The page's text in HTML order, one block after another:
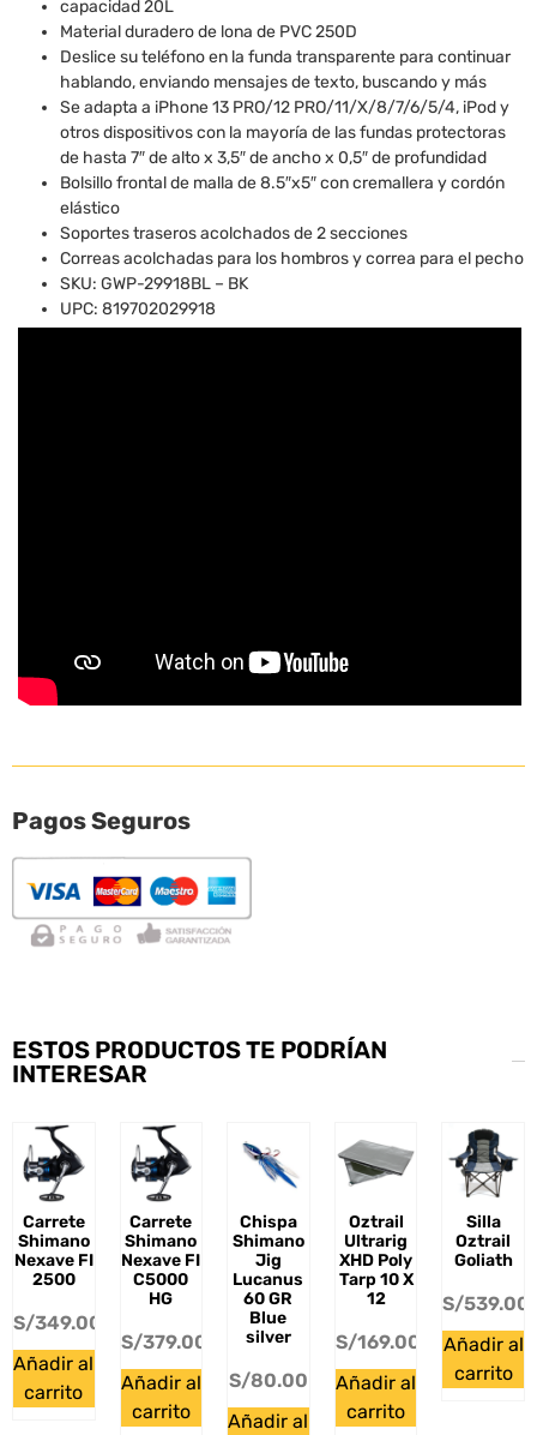
capacidad 20L
Material duradero de lona de PVC 250D
Deslice su teléfono en la funda transparente para continuar
hablando, enviando mensajes de texto, buscando y más
Se adapta a iPhone 13 PRO/12 PRO/11/X/8/7/6/5/4, iPod y
otros dispositivos con la mayoría de las fundas protectoras
de hasta 7″ de alto x 3,5″ de ancho x 0,5″ de profundidad
Bolsillo frontal de malla de 8.5″x5″ con cremallera y cordón
elástico
Soportes traseros acolchados de 2 secciones
Correas acolchadas para los hombros y correa para el pecho
SKU: GWP-29918BL – BK
UPC: 819702029918
Pagos Seguros
ESTOS PRODUCTOS TE PODRÍAN
INTERESAR
Carrete
Shimano
Nexave FI
2500
S/349.00
Añadir al
carrito
Carrete
Shimano
Nexave FI
C5000
HG
S/379.00
Añadir al
carrito
Chispa
Shimano
Jig
Lucanus
60 GR
Blue
silver
S/80.00
Añadir al
Oztrail
Ultrarig
XHD Poly
Tarp 10 X
12
S/169.00
Añadir al
carrito
Silla
Oztrail
Goliath
S/539.00
Añadir al
carrito